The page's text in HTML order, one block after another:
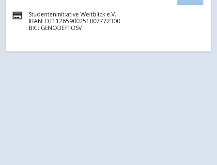
Studenteninitiative Weitblick e.V.
IBAN: DE11265900251007772300
BIC: GENODEF1OSV